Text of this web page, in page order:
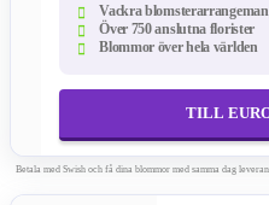
Vackra
Över 750 anslutna florister
Blommor över hela världen
TILL
Betala med Swish och få dina blommor med samma dag